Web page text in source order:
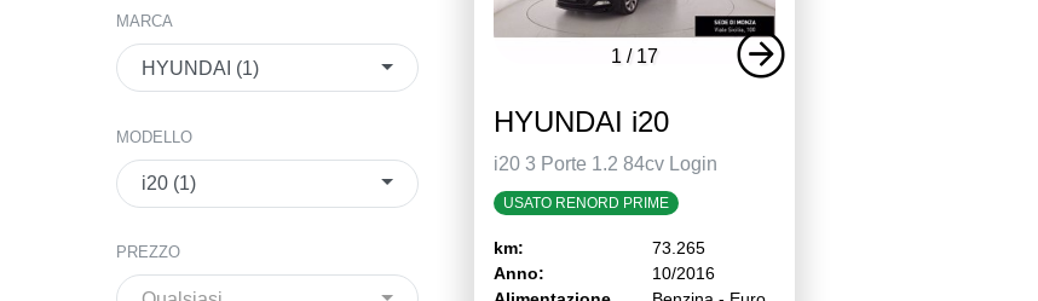
MARCA
HYUNDAI (1)
MODELLO
i20 (1)
PREZZO
1 / 17
HYUNDAI i20
i20 3 Porte 1.2 84cv Login
USATO RENORD PRIME
km:
73.265
Anno:
10/2016